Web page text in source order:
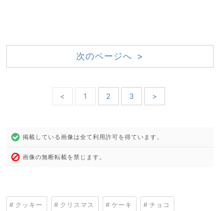
次のページへ >
< 1 2 3 >
掲載している画像は全て利用許可を得ています。
画像の無断転載を禁じます。
クッキー クリスマス ケーキ チョコ